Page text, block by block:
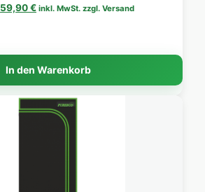
Ursprünglicher Preis war: 70,90 €
59,90€Aktueller Preis ist: 59,90 €.
inkl. MwSt. zzgl. Versand
In den Warenkorb